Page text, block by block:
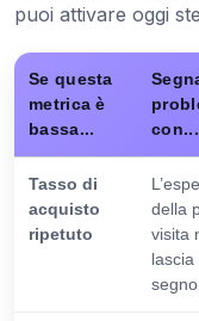
puoi attivare oggi
Se questa
metrica è
bassa...
con...
Tasso di
acquisto
ripetuto
della
visita
lascia
segno.